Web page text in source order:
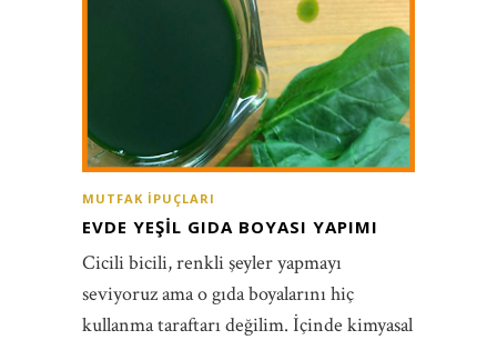
MUTFAK İPUÇLARI
EVDE YEŞIL GIDA BOYASI YAPIMI
Cicili bicili, renkli şeyler yapmayı
seviyoruz ama o gıda boyalarını hiç
kullanma taraftarı değilim. İçinde kimyasal